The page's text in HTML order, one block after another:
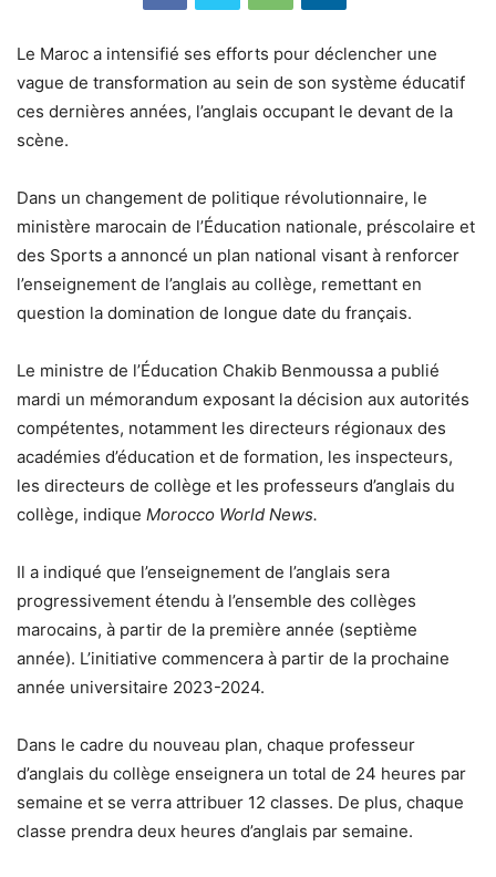
Le Maroc a intensifié ses efforts pour déclencher une
vague de transformation au sein de son système éducatif
ces dernières années, l’anglais occupant le devant de la
scène.
Dans un changement de politique révolutionnaire, le
ministère marocain de l’Éducation nationale, préscolaire et
des Sports a annoncé un plan national visant à renforcer
l’enseignement de l’anglais au collège, remettant en
question la domination de longue date du français.
Le ministre de l’Éducation Chakib Benmoussa a publié
mardi un mémorandum exposant la décision aux autorités
compétentes, notamment les directeurs régionaux des
académies d’éducation et de formation, les inspecteurs,
les directeurs de collège et les professeurs d’anglais du
collège, indique Morocco World News.
Il a indiqué que l’enseignement de l’anglais sera
progressivement étendu à l’ensemble des collèges
marocains, à partir de la première année (septième
année). L’initiative commencera à partir de la prochaine
année universitaire 2023-2024.
Dans le cadre du nouveau plan, chaque professeur
d’anglais du collège enseignera un total de 24 heures par
semaine et se verra attribuer 12 classes. De plus, chaque
classe prendra deux heures d’anglais par semaine.